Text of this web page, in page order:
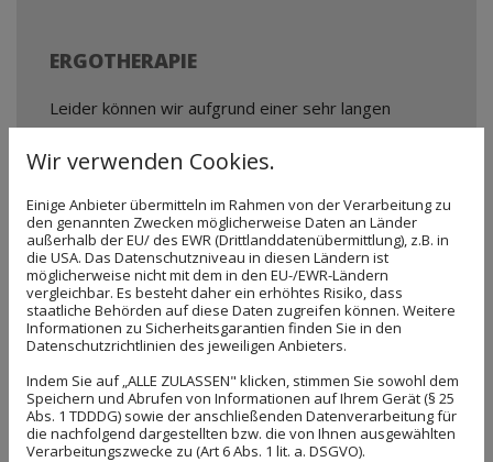
ERGOTHERAPIE
Leider können wir aufgrund einer sehr langen
aufnehmen.
Wir bitten um ihr Verständnis.
TERMINABSAGEN
Termine müssen 24 Std. vor dem Stattfinden
der Therapie in der jeweiligen Praxis
telefonisch (Nummern rechts bzw. unten)
Wir verwenden Cookies.
Einige Anbieter übermitteln im Rahmen von der Verarbeitung zu
den genannten Zwecken möglicherweise Daten an Länder
außerhalb der EU/ des EWR (Drittlanddatenübermittlung), z.B. in
die USA. Das Datenschutzniveau in diesen Ländern ist
möglicherweise nicht mit dem in den EU-/EWR-Ländern
vergleichbar. Es besteht daher ein erhöhtes Risiko, dass
staatliche Behörden auf diese Daten zugreifen können. Weitere
Informationen zu Sicherheitsgarantien finden Sie in den
Datenschutzrichtlinien des jeweiligen Anbieters.
Indem Sie auf „ALLE ZULASSEN" klicken, stimmen Sie sowohl dem
Speichern und Abrufen von Informationen auf Ihrem Gerät (§ 25
Abs. 1 TDDDG) sowie der anschließenden Datenverarbeitung für
die nachfolgend dargestellten bzw. die von Ihnen ausgewählten
Verarbeitungszwecke zu (Art 6 Abs. 1 lit. a. DSGVO).